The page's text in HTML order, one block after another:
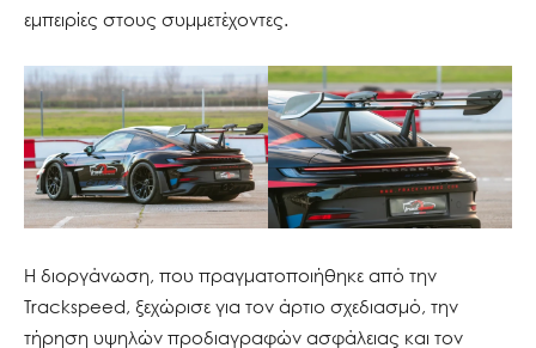
εμπειρίες στους συμμετέχοντες.
Η διοργάνωση, που πραγματοποιήθηκε από την
Trackspeed, ξεχώρισε για τον άρτιο σχεδιασμό, την
τήρηση υψηλών προδιαγραφών ασφάλειας και τον